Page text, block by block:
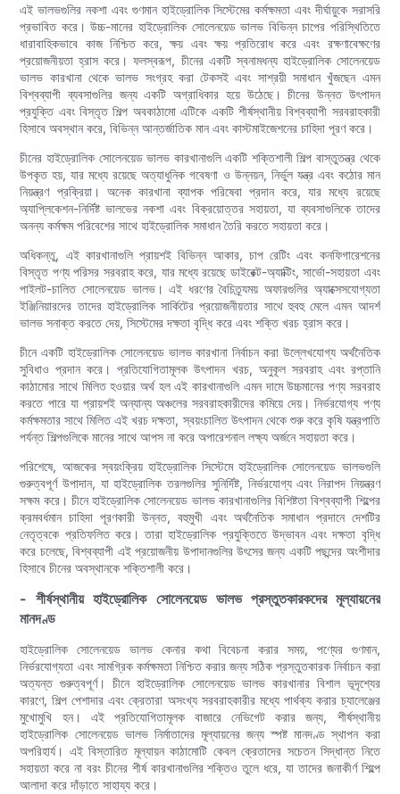
এই ভালভগুলির নকশা এবং গুণমান হাইড্রোলিক সিস্টেমের কর্মক্ষমতা এবং দীর্ঘায়ুকে সরাসরি
প্রভাবিত করে। উচ্চ-মানের হাইড্রোলিক সোলেনয়েড ভালভ বিভিন্ন চাপের পরিস্থিতিতে
ধারাবাহিকভাবে কাজ নিশ্চিত করে, ক্ষয় এবং ক্ষয় প্রতিরোধ করে এবং রক্ষণাবেক্ষণের
প্রয়োজনীয়তা হ্রাস করে। ফলস্বরূপ, চীনের একটি স্বনামধন্য হাইড্রোলিক সোলেনয়েড
ভালভ কারখানা থেকে ভালভ সংগ্রহ করা টেকসই এবং সাশ্রয়ী সমাধান খুঁজছেন এমন
বিশ্বব্যাপী ব্যবসাগুলির জন্য একটি অগ্রাধিকার হয়ে উঠেছে। চীনের উন্নত উৎপাদন
প্রযুক্তি এবং বিস্তৃত শিল্প অবকাঠামো এটিকে একটি শীর্ষস্থানীয় বিশ্বব্যাপী সরবরাহকারী
হিসাবে অবস্থান করে, বিভিন্ন আন্তর্জাতিক মান এবং কাস্টমাইজেশনের চাহিদা পূরণ করে।
চীনের হাইড্রোলিক সোলেনয়েড ভালভ কারখানাগুলি একটি শক্তিশালী শিল্প বাস্তুতন্ত্র থেকে
উপকৃত হয়, যার মধ্যে রয়েছে অত্যাধুনিক গবেষণা ও উন্নয়ন, নির্ভুল যন্ত্র এবং কঠোর মান
নিয়ন্ত্রণ প্রক্রিয়া। অনেক কারখানা ব্যাপক পরিষেবা প্রদান করে, যার মধ্যে রয়েছে
অ্যাপ্লিকেশন-নির্দিষ্ট ভালভের নকশা এবং বিক্রয়োত্তর সহায়তা, যা ব্যবসাগুলিকে তাদের
অনন্য কর্মক্ষম পরিবেশের সাথে হাইড্রোলিক সমাধান তৈরি করতে সহায়তা করে।
অধিকন্তু, এই কারখানাগুলি প্রায়শই বিভিন্ন আকার, চাপ রেটিং এবং কনফিগারেশনের
বিস্তৃত পণ্য পরিসর সরবরাহ করে, যার মধ্যে রয়েছে ডাইরেক্ট-অ্যাক্টিং, সার্ভো-সহায়তা এবং
পাইলট-চালিত সোলেনয়েড ভালভ। এই ধরণের বৈচিত্র্যময় অফারগুলির অ্যাক্সেসযোগ্যতা
ইঞ্জিনিয়ারদের তাদের হাইড্রোলিক সার্কিটের প্রয়োজনীয়তার সাথে হুবহু মেলে এমন আদর্শ
ভালভ সনাক্ত করতে দেয়, সিস্টেমের দক্ষতা বৃদ্ধি করে এবং শক্তি খরচ হ্রাস করে।
চীনে একটি হাইড্রোলিক সোলেনয়েড ভালভ কারখানা নির্বাচন করা উল্লেখযোগ্য অর্থনৈতিক
সুবিধাও প্রদান করে। প্রতিযোগিতামূলক উৎপাদন খরচ, অনুকূল সরবরাহ এবং রপ্তানি
কাঠামোর সাথে মিলিত হওয়ার অর্থ হল এই কারখানাগুলি এমন দামে উচ্চমানের পণ্য সরবরাহ
করতে পারে যা প্রায়শই অন্যান্য অঞ্চলের সরবরাহকারীদের কমিয়ে দেয়। নির্ভরযোগ্য পণ্য
কর্মক্ষমতার সাথে মিলিত এই খরচ দক্ষতা, স্বয়ংচালিত উৎপাদন থেকে শুরু করে কৃষি যন্ত্রপাতি
পর্যন্ত শিল্পগুলিকে মানের সাথে আপস না করে অপারেশনাল লক্ষ্য অর্জনে সহায়তা করে।
পরিশেষে, আজকের স্বয়ংক্রিয় হাইড্রোলিক সিস্টেমে হাইড্রোলিক সোলেনয়েড ভালভগুলি
গুরুত্বপূর্ণ উপাদান, যা হাইড্রোলিক তরলগুলির সুনির্দিষ্ট, নির্ভরযোগ্য এবং নিরাপদ নিয়ন্ত্রণ
সক্ষম করে। চীনে হাইড্রোলিক সোলেনয়েড ভালভ কারখানাগুলির বিশিষ্টতা বিশ্বব্যাপী শিল্পের
ক্রমবর্ধমান চাহিদা পূরণকারী উন্নত, বহুমুখী এবং অর্থনৈতিক সমাধান প্রদানে দেশটির
নেতৃত্বকে প্রতিফলিত করে। তারা হাইড্রোলিক প্রযুক্তিতে উদ্ভাবন এবং দক্ষতা বৃদ্ধি
করে চলেছে, বিশ্বব্যাপী এই প্রয়োজনীয় উপাদানগুলির উৎসের জন্য একটি পছন্দের অংশীদার
হিসাবে চীনের অবস্থানকে শক্তিশালী করে।
- শীর্ষস্থানীয় হাইড্রোলিক সোলেনয়েড ভালভ প্রস্তুতকারকদের মূল্যায়নের
মানদণ্ড
হাইড্রোলিক সোলেনয়েড ভালভ কেনার কথা বিবেচনা করার সময়, পণ্যের গুণমান,
নির্ভরযোগ্যতা এবং সামগ্রিক কর্মক্ষমতা নিশ্চিত করার জন্য সঠিক প্রস্তুতকারক নির্বাচন করা
অত্যন্ত গুরুত্বপূর্ণ। চীনে হাইড্রোলিক সোলেনয়েড ভালভ কারখানার বিশাল ভূদৃশ্যের
কারণে, শিল্প পেশাদার এবং ক্রেতারা অসংখ্য সরবরাহকারীর মধ্যে পার্থক্য করার চ্যালেঞ্জের
মুখোমুখি হন। এই প্রতিযোগিতামূলক বাজারে নেভিগেট করার জন্য, শীর্ষস্থানীয়
হাইড্রোলিক সোলেনয়েড ভালভ নির্মাতাদের মূল্যায়নের জন্য স্পষ্ট মানদণ্ড স্থাপন করা
অপরিহার্য। এই বিস্তারিত মূল্যায়ন কাঠামোটি কেবল ক্রেতাদের সচেতন সিদ্ধান্ত নিতে
সহায়তা করে না বরং চীনের শীর্ষ কারখানাগুলির শক্তিও তুলে ধরে, যা তাদের জনাকীর্ণ শিল্পে
আলাদা করে দাঁড়াতে সাহায্য করে।